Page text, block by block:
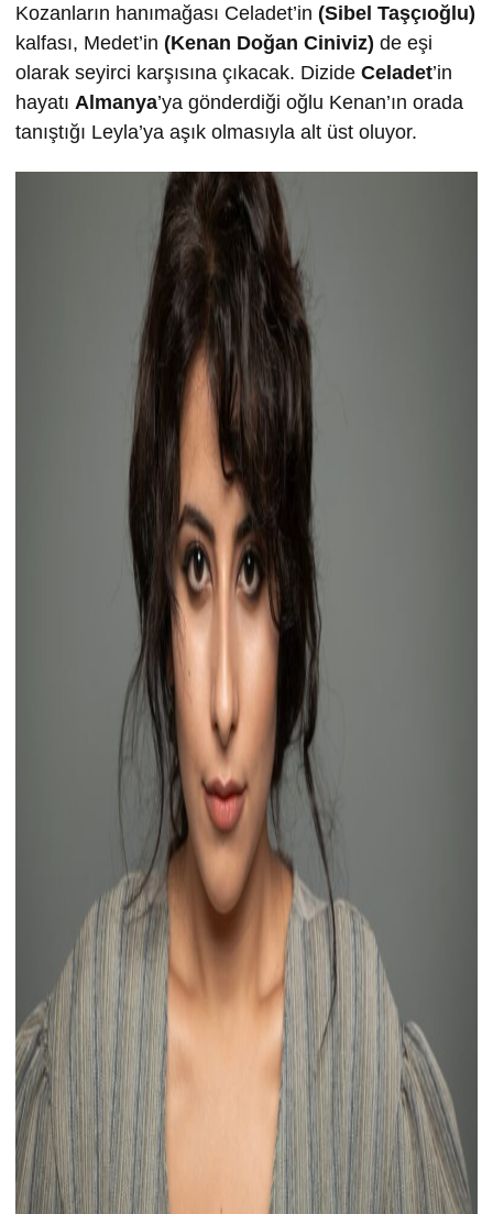
Kozanların hanımağası Celadet’in (Sibel Taşçıoğlu)
kalfası, Medet’in (Kenan Doğan Ciniviz) de eşi
olarak seyirci karşısına çıkacak. Dizide Celadet’in
hayatı Almanya’ya gönderdiği oğlu Kenan’ın orada
tanıştığı Leyla’ya aşık olmasıyla alt üst oluyor.